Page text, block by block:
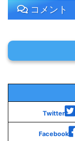
コメント
Twitter
Facebook